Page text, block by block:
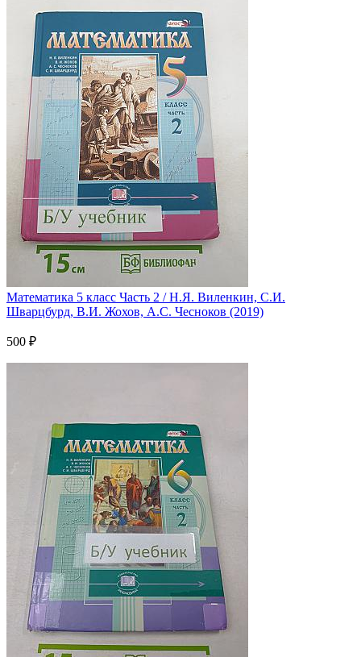
Математика 5 класс Часть 2 / Н.Я. Виленкин, С.И.
Шварцбурд, В.И. Жохов, А.С. Чесноков (2019)
500 ₽